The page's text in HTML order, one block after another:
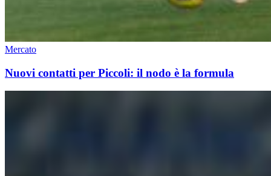
Mercato
Nuovi contatti per Piccoli: il nodo è la formula